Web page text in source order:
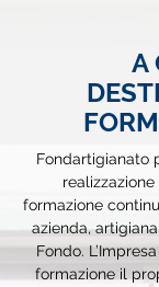
A
Fondartigianato
formazione
azienda,
Fondo.
formazione il